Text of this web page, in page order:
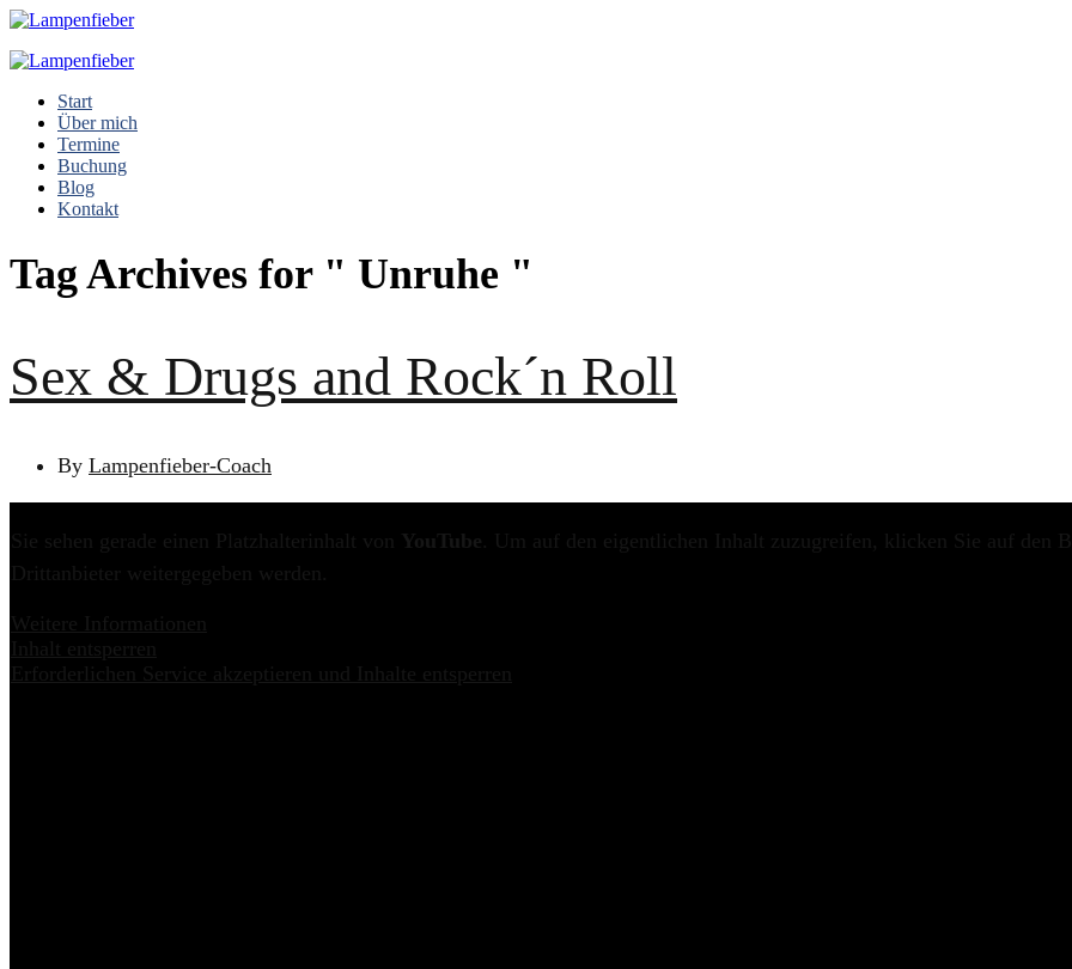
Start
Über mich
Termine
Buchung
Blog
Kontakt
Tag Archives for " Unruhe "
Sex & Drugs and Rock´n Roll
By Lampenfieber-Coach